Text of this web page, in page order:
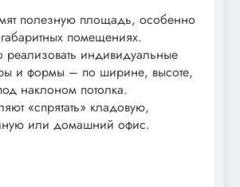
полезную площадь, особенно
помещениях.
индивидуальные
и формы – по ширине, высоте,
наклоном потолка.
«спрятать» кладовую,
или домашний офис.